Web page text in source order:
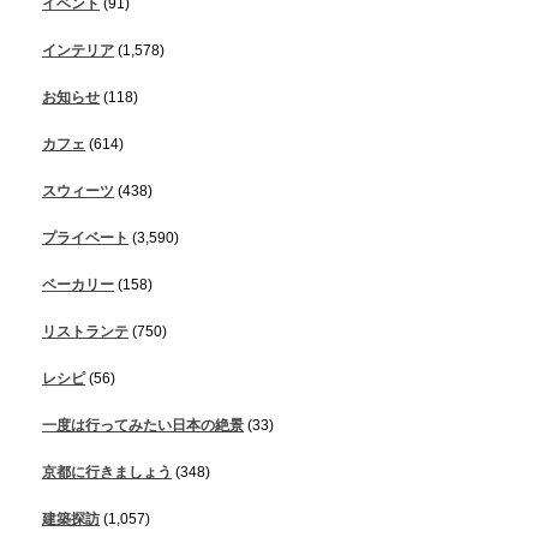
インテリア (1,578)
お知らせ (118)
カフェ (614)
スウィーツ (438)
プライベート (3,590)
ベーカリー (158)
リストランテ (750)
レシピ(56)
一度は行ってみたい日本の絶景 (33)
京都に行きましょう (348)
建築探訪 (1,057)